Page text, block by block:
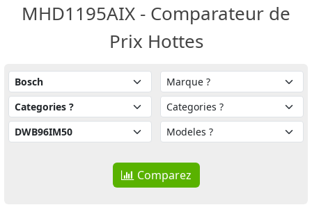
MHD1195AIX - Comparateur de
Prix Hottes
Comparez